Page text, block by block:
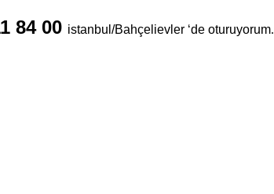
84 00 istanbul/Bahçelievler ‘de oturuyorum.